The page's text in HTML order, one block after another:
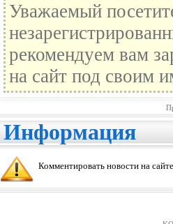
Уважаемый
рекомендуем вам
на сайт под своим
Информация
Комментировать новости на